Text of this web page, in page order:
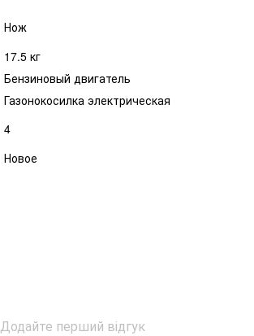
Нож
17.5 кг
Бензиновый двигатель
Газонокосилка электрическая
4
Новое
Додайте перший відгук